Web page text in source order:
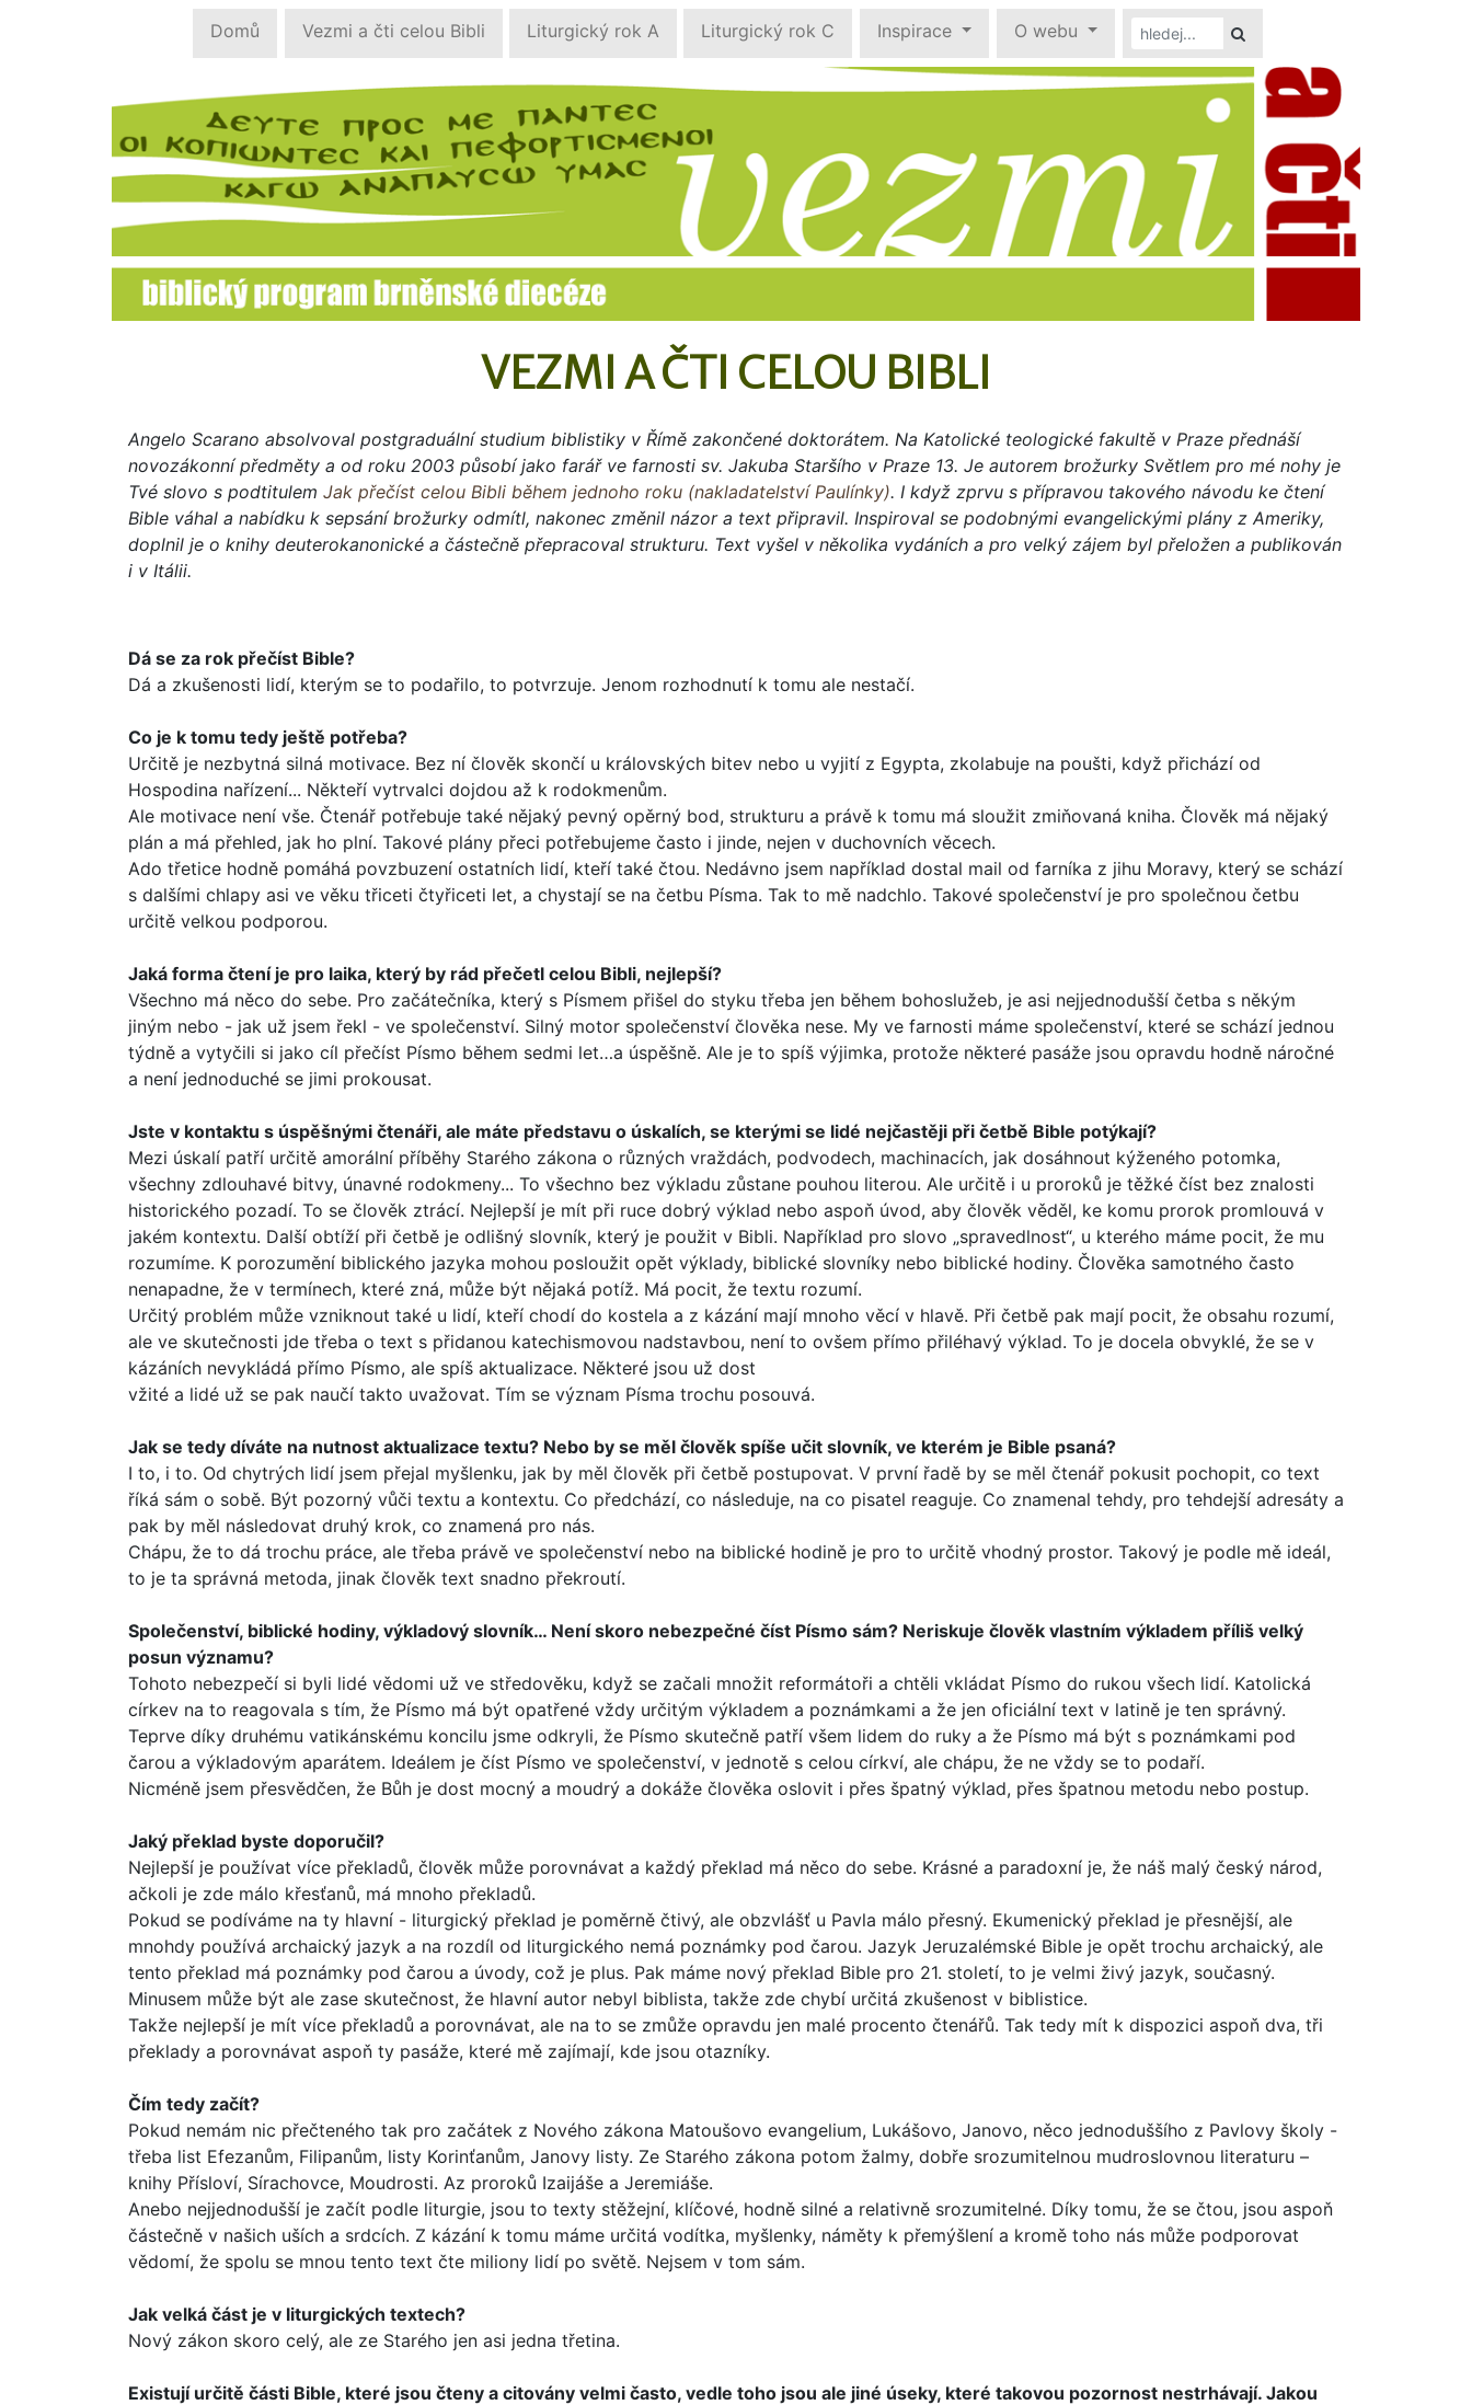
Domů Vezmi a čti celou Bibli Liturgický rok A Liturgický rok C Inspirace O webu
VEZMI A ČTI CELOU BIBLI
Angelo Scarano absolvoval postgraduální studium biblistiky v Římě zakončené doktorátem. Na Katolické teologické fakultě v Praze přednáší
novozákonní předměty a od roku 2003 působí jako farář ve farnosti sv. Jakuba Staršího v Praze 13. Je autorem brožurky Světlem pro mé nohy je
Tvé slovo s podtitulem Jak přečíst celou Bibli během jednoho roku (nakladatelství Paulínky). I když zprvu s přípravou takového návodu ke čtení
Bible váhal a nabídku k sepsání brožurky odmítl, nakonec změnil názor a text připravil. Inspiroval se podobnými evangelickými plány z Ameriky,
doplnil je o knihy deuterokanonické a částečně přepracoval strukturu. Text vyšel v několika vydáních a pro velký zájem byl přeložen a publikován
i v Itálii.
Dá se za rok přečíst Bible?
Dá a zkušenosti lidí, kterým se to podařilo, to potvrzuje. Jenom rozhodnutí k tomu ale nestačí.
Co je k tomu tedy ještě potřeba?
Určitě je nezbytná silná motivace. Bez ní člověk skončí u krá­lovských bitev nebo u vyjití z Egypta, zkolabuje na poušti, když přichází od
Hospodina nařízení... Někteří vytrvalci dojdou až k rodokmenům.
Ale motivace není vše. Čtenář potřebuje také nějaký pevný opěrný bod, strukturu a právě k tomu má sloužit zmiňovaná kniha. Člověk má nějaký
plán a má přehled, jak ho plní. Tako­vé plány přeci potřebujeme často i jinde, nejen v duchovních věcech.
Ado třetice hodně pomáhá povzbuzení ostatních lidí, kte­ří také čtou. Nedávno jsem například dostal mail od farníka z jihu Moravy, který se schází
s dalšími chlapy asi ve věku tři­ceti čtyřiceti let, a chystají se na četbu Písma. Tak to mě nad­chlo. Takové společenství je pro společnou četbu
určitě velkou podporou.
Jaká forma čtení je pro laika, který by rád přečetl celou Bib­li, nejlepší?
Všechno má něco do sebe. Pro začátečníka, který s Písmem přišel do styku třeba jen během bohoslužeb, je asi nejjedno­dušší četba s někým
jiným nebo - jak už jsem řekl - ve spole­čenství. Silný motor společenství člověka nese. My ve farnosti máme společenství, které se schází jednou
týdně a vytyčili si jako cíl přečíst Písmo během sedmi let…a úspěšně. Ale je to spíš výjimka, protože některé pasáže jsou opravdu hodně náročné
a není jednoduché se jimi prokousat.
Jste v kontaktu s úspěšnými čtenáři, ale máte představu o úskalích, se kterými se lidé nejčastěji při četbě Bible potý­kají?
Mezi úskalí patří určitě amorální příběhy Starého zákona o různých vraždách, podvodech, machinacích, jak dosáhnout kýženého potomka,
všechny zdlouhavé bitvy, únavné rodo­kmeny... To všechno bez výkladu zůstane pouhou literou. Ale určitě i u proroků je těžké číst bez znalosti
historického pozadí. To se člověk ztrácí. Nejlepší je mít při ruce dobrý výklad nebo aspoň úvod, aby člověk věděl, ke komu prorok promlouvá v
jakém kontextu. Další obtíží při četbě je odlišný slovník, který je použit v Bibli. Například pro slovo „spravedlnost“, u kterého máme pocit, že mu
rozumíme. K porozumění biblického jazyka mohou posloužit opět výklady, biblické slovníky nebo biblické hodiny. Člověka samotného často
nenapadne, že v termínech, které zná, může být nějaká potíž. Má pocit, že textu rozumí.
Určitý problém může vzniknout také u lidí, kteří chodí do kos­tela a z kázání mají mnoho věcí v hlavě. Při četbě pak mají pocit, že obsahu rozumí,
ale ve skutečnosti jde třeba o text s přidanou katechismovou nadstavbou, není to ovšem přímo přiléhavý výklad. To je docela obvyklé, že se v
kázáních nevy­kládá přímo Písmo, ale spíš aktualizace. Některé jsou už dost
vžité a lidé už se pak naučí takto uvažovat. Tím se význam Písma trochu posouvá.
Jak se tedy díváte na nutnost aktualizace textu? Nebo by se měl člověk spíše učit slovník, ve kterém je Bible psaná?
I to, i to. Od chytrých lidí jsem přejal myšlenku, jak by měl člo­věk při četbě postupovat. V první řadě by se měl čtenář poku­sit pochopit, co text
říká sám o sobě. Být pozorný vůči textu a kontextu. Co předchází, co následuje, na co pisatel reaguje. Co znamenal tehdy, pro tehdejší adresáty a
pak by měl násle­dovat druhý krok, co znamená pro nás.
Chápu, že to dá trochu práce, ale třeba právě ve společenství nebo na biblické hodině je pro to určitě vhodný prostor. Takový je podle mě ideál,
to je ta správná metoda, jinak člověk text snadno překroutí.
Společenství, biblické hodiny, výkladový slovník… Není sko­ro nebezpečné číst Písmo sám? Neriskuje člověk vlastním výkladem příliš velký
posun významu?
Tohoto nebezpečí si byli lidé vědomi už ve středověku, když se začali množit reformátoři a chtěli vkládat Písmo do rukou všech lidí. Katolická
církev na to reagovala s tím, že Písmo má být opatřené vždy určitým výkladem a poznámkami a že jen oficiální text v latině je ten správný.
Teprve díky druhému vati­kánskému koncilu jsme odkryli, že Písmo skutečně patří všem lidem do ruky a že Písmo má být s poznámkami pod
čarou a výkladovým aparátem. Ideálem je číst Písmo ve společenství, v jednotě s celou církví, ale chápu, že ne vždy se to podaří.
Nicméně jsem přesvědčen, že Bůh je dost mocný a moudrý a dokáže člověka oslovit i přes špatný výklad, přes špatnou metodu nebo postup.
Jaký překlad byste doporučil?
Nejlepší je používat více překladů, člověk může porovnávat a každý překlad má něco do sebe. Krásné a paradoxní je, že náš malý český národ,
ačkoli je zde málo křesťanů, má mnoho překladů.
Pokud se podíváme na ty hlavní - liturgický překlad je poměrně čtivý, ale obzvlášť u Pavla málo přesný. Ekumenický překlad je přesnější, ale
mnohdy používá archaický jazyk a na rozdíl od liturgického nemá poznámky pod čarou. Jazyk Jeruzalémské Bible je opět trochu archaický, ale
tento překlad má poznámky pod čarou a úvody, což je plus. Pak máme nový překlad Bib­le pro 21. století, to je velmi živý jazyk, současný.
Minusem může být ale zase skutečnost, že hlavní autor nebyl biblista, takže zde chybí určitá zkušenost v biblistice.
Takže nejlepší je mít více překladů a porovnávat, ale na to se zmůže opravdu jen malé procento čtenářů. Tak tedy mít k dis­pozici aspoň dva, tři
překlady a porovnávat aspoň ty pasáže, které mě zajímají, kde jsou otazníky.
Čím tedy začít?
Pokud nemám nic přečteného tak pro začátek z Nového záko­na Matoušovo evangelium, Lukášovo, Janovo, něco jednoduš­šího z Pavlovy školy -
třeba list Efezanům, Filipanům, listy Korinťanům, Janovy listy. Ze Starého zákona potom žalmy, dobře srozumitelnou mudroslovnou literaturu –
knihy Přísloví, Sírachovce, Moudrosti. Az proroků Izaijáše a Jeremiáše.
Anebo nejjednodušší je začít podle liturgie, jsou to texty stěžejní, klíčové, hodně silné a relativně srozumitelné. Díky tomu, že se čtou, jsou aspoň
částečně v našich uších a srd­cích. Z kázání k tomu máme určitá vodítka, myšlenky, náměty k přemýšlení a kromě toho nás může podporovat
vědomí, že spolu se mnou tento text čte miliony lidí po světě. Nejsem v tom sám.
Jak velká část je v liturgických textech?
Nový zákon skoro celý, ale ze Starého jen asi jedna třetina.
Existují určitě části Bible, které jsou čteny a citovány velmi často, vedle toho jsou ale jiné úseky, které takovou pozor­nost nestrhávají. Jakou